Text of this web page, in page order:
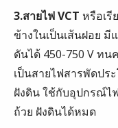
3.สายไฟ VCT หรือเรี
ข้างในเป็นเส้นฝอย
ดันได้ 450-750 V ทน
เป็นสายไฟสารพัดปร
ฝังดิน ใช้กับอุปกรณ์ไ
ถ้วย ฝังดินได้หมด